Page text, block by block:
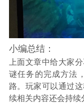
小编总结：
上面文章中给大家
谜任务的完成方法
路。玩家可以通过
续相关内容还会持续